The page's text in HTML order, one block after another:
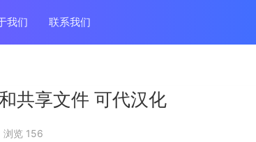
我们 联系我们
共享文件 可代汉化
浏览 156